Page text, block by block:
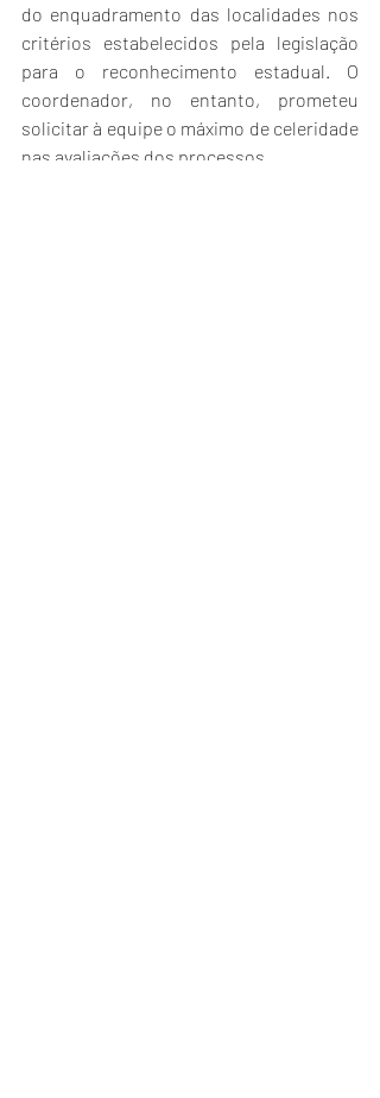
do enquadramento das localidades nos
critérios estabelecidos pela legislação
para o reconhecimento estadual. O
coordenador, no entanto, prometeu
solicitar à equipe o máximo de celeridade
nas avaliações dos processos.